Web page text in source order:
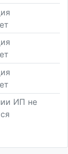
ИП не